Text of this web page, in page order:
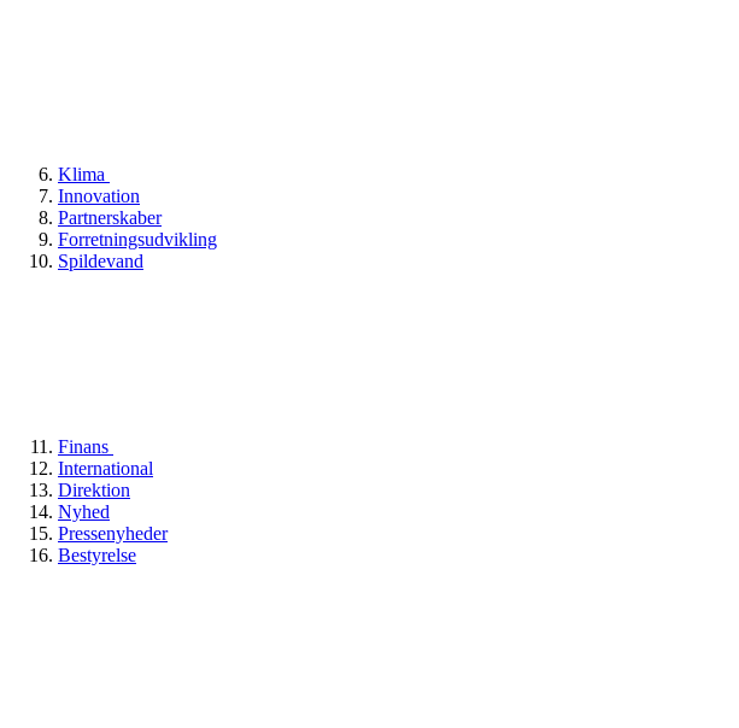
Klima
Innovation
Partnerskaber
Forretningsudvikling
Spildevand
Finans
International
Direktion
Nyhed
Pressenyheder
Bestyrelse